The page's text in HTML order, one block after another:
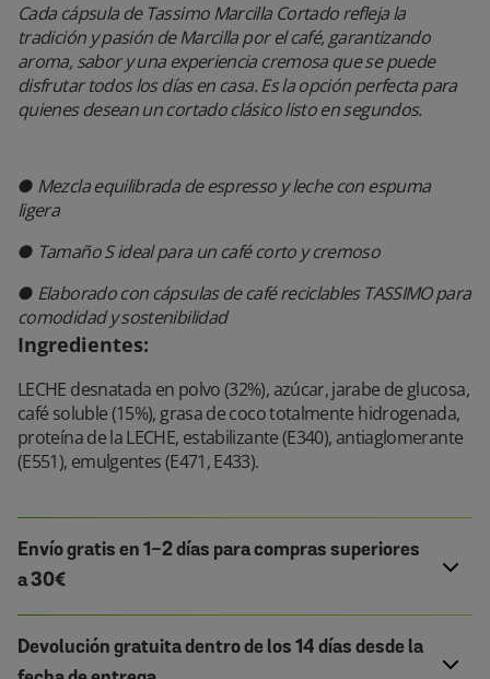
Cada cápsula de Tassimo Marcilla Cortado refleja la
tradición y pasión de Marcilla por el café, garantizando
aroma, sabor y una experiencia cremosa que se puede
disfrutar todos los días en casa. Es la opción perfecta para
quienes desean un cortado clásico listo en segundos.
● Mezcla equilibrada de espresso y leche con espuma
ligera
● Tamaño S ideal para un café corto y cremoso
● Elaborado con cápsulas de café reciclables TASSIMO para
comodidad y sostenibilidad
Ingredientes:
LECHE desnatada en polvo (32%), azúcar, jarabe de glucosa,
café soluble (15%), grasa de coco totalmente hidrogenada,
proteína de la LECHE, estabilizante (E340), antiaglomerante
(E551), emulgentes (E471, E433).
Envío gratis en 1-2 días para compras superiores
a 30€
Devolución gratuita dentro de los 14 días desde la